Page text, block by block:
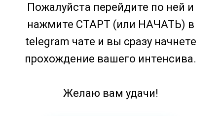
Пожалуйста перейдите по ней и
нажмите СТАРТ (или НАЧАТЬ) в
telegram чате и вы сразу начнете
прохождение вашего интенсива.
Желаю вам удачи!